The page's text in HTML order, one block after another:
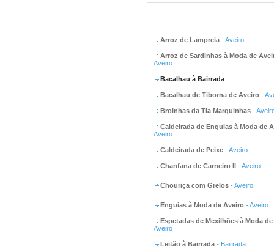
Arroz de Lampreia - Aveiro
Arroz de Sardinhas à Moda de
Aveiro
Bacalhau à Bairrada
Bacalhau de Tiborna de Aveiro -
Broinhas da Tia Marquinhas -
Caldeirada de Enguias à Moda de
Aveiro
Caldeirada de Peixe - Aveiro
Chanfana de Carneiro II - Aveiro
Chouriça com Grelos - Aveiro
Enguias à Moda de Aveiro - Aveiro
Espetadas de Mexilhões à Moda
Aveiro
Leitão à Bairrada - Bairrada